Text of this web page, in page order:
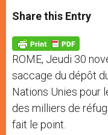
t
s
p
p
s
e
g
e
r
e
b
o
k
Share this Entry
ROME, Jeudi 30
saccage du dépôt
Nations Unies pour
des milliers de
fait le point.